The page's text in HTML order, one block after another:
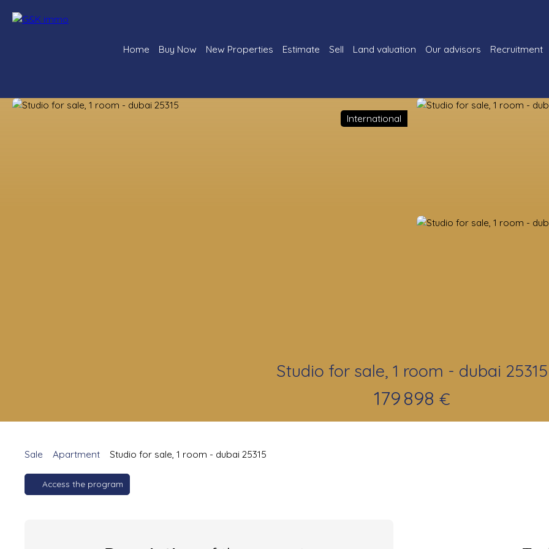
Home Buy Now New Properties Estimate Sell Land valuation Our advisors Recruitment
International
Studio for sale, 1 room - dubai 25315
179 898 €
Sale Apartment Studio for sale, 1 room - dubai 25315
Access the program